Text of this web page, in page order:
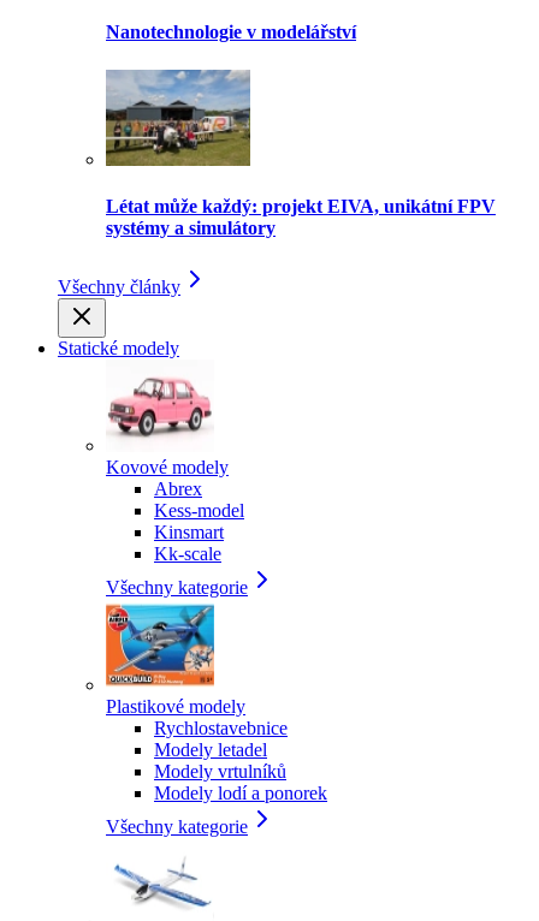
Nanotechnologie v modelářství
Létat může každý: projekt EIVA, unikátní FPV
systémy a simulátory
Všechny články
Statické modely
Kovové modely
Abrex
Kess-model
Kinsmart
Kk-scale
Všechny kategorie
Plastikové modely
Rychlostavebnice
Modely letadel
Modely vrtulníků
Modely lodí a ponorek
Všechny kategorie